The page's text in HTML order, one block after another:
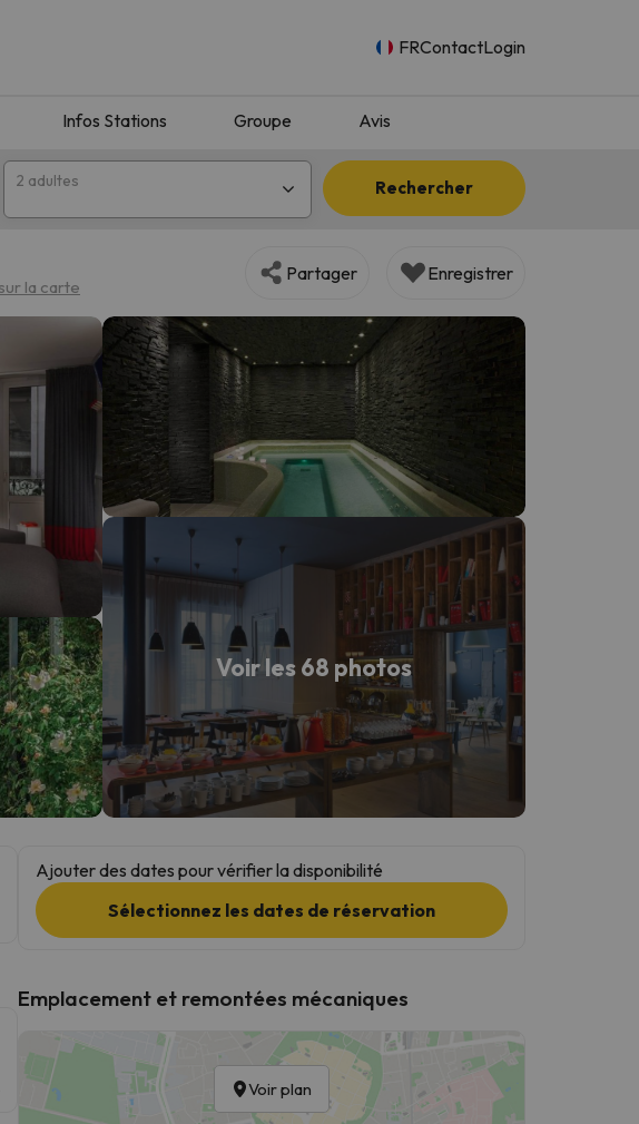
FRContactLogin
Infos Stations Groupe Avis
2 adultes Rechercher
la destination.
la carte
Partager Enregistrer
Voir les 68 photos
Ajouter des dates pour vérifier la disponibilité
Sélectionnez les dates de réservation
Emplacement et remontées mécaniques
Voir plan